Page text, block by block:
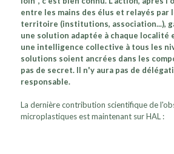
entre les mains des élus et relayés par
territoire (institutions, association...),
une solution adaptée à chaque
une intelligence collective à tous les
solutions soient ancrées dans les
pas de secret. Il n'y aura pas de
responsable.
La dernière contribution scientifique de
microplastiques est maintenant sur HAL :